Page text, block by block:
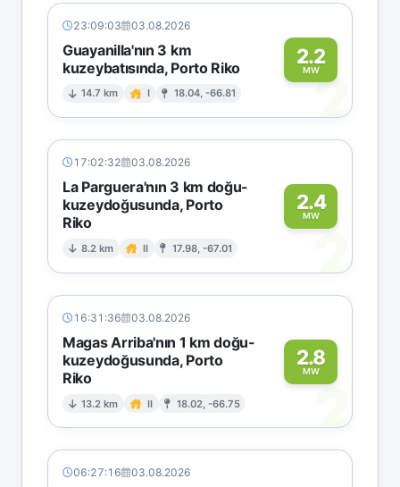
23:09:03 03.08.2026
Guayanilla'nın 3 km
kuzeybatısında, Porto Riko
14.7 km I 18.04, -66.81
2.2
MW2
17:02:32 03.08.2026
La Parguera'nın 3 km doğu-
kuzeydoğusunda, Porto
Riko
8.2 km II 17.98, -67.01
2.4
MW
2
16:31:36 03.08.2026
Magas Arriba'nın 1 km doğu-
kuzeydoğusunda, Porto
Riko
13.2 km II 18.02, -66.75
2.8
MW
2
06:27:16 03.08.2026